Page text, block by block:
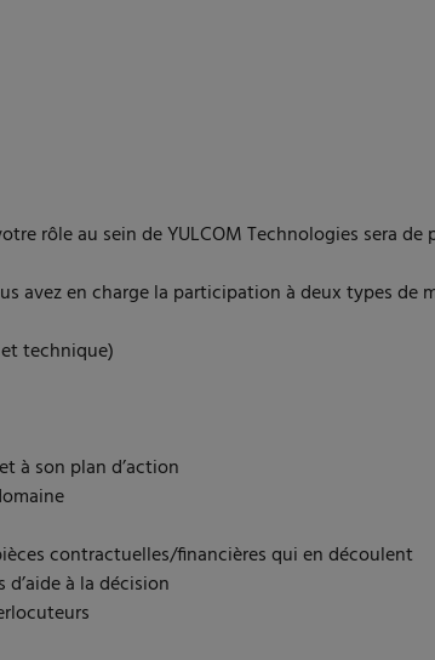
rôle au sein de YULCOM Technologies sera
avez en charge la participation à deux types de
technique)
à son plan d’action
contractuelles/financières qui en découlent
à la décision